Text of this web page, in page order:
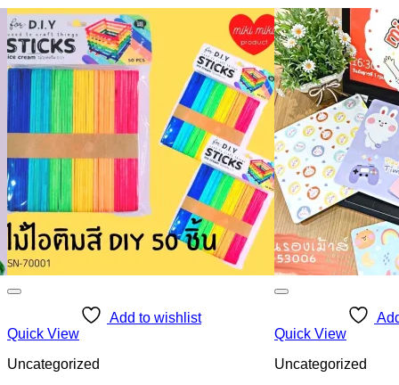
Add to wishlist
Quick View
Uncategorized
Quick View
Uncategorized